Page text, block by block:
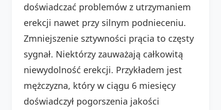
doświadczać problemów z utrzymaniem
erekcji nawet przy silnym podnieceniu.
Zmniejszenie sztywności prącia to częsty
sygnał. Niektórzy zauważają całkowitą
niewydolność erekcji. Przykładem jest
mężczyzna, który w ciągu 6 miesięcy
doświadczył pogorszenia jakości